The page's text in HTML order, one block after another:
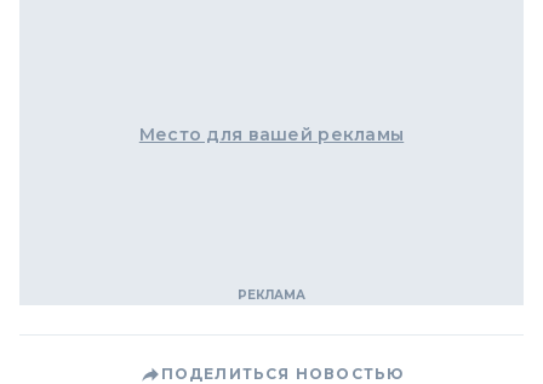
Место для вашей рекламы
ПОДЕЛИТЬСЯ НОВОСТЬЮ